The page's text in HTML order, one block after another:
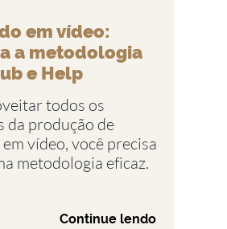
em vídeo:
a metodologia
e Help
todos os
da produção de
vídeo, você precisa
metodologia eficaz.
Continue lendo